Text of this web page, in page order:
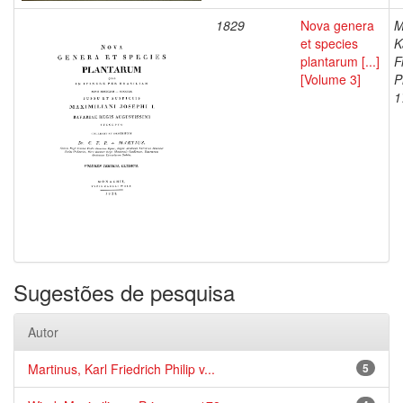
1829
Nova genera
et species
plantarum [...]
[Volume 3]
Sugestões de pesquisa
Autor
5
Martinus, Karl Friedrich Philip v...